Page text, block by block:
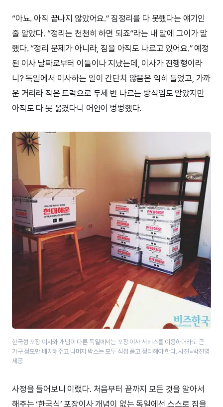
“아뇨. 아직 끝나지 않았어요.” 짐정리를 다 못했다는 얘기인
줄 알았다. “정리는 천천히 하면 되죠”라는 내 말에 그이가 말
했다. “정리 문제가 아니라, 짐을 아직도 나르고 있어요.” 예정
된 이사 날짜로부터 이틀이나 지났는데, 이사가 진행형이라
니? 독일에서 이사하는 일이 간단치 않음은 익히 들었고, 가까
운 거리라 작은 트럭으로 두세 번 나르는 방식임도 알았지만
아직도 다 못 옮겼다니 어안이 벙벙했다.
한국형 포장 이사와 개념이 다른 독일에서는 포장 이사 서비스를 이용하더라도 큰
가구 정도만 배치해주고 나머지 박스는 모두 직접 풀고 정리해야 한다. 사진=박진영
제공
사정을 들어보니 이랬다. 처음부터 끝까지 모든 것을 알아서
해주는 ‘한국식’ 포장이사 개념이 없는 독일에선 스스로 짐을